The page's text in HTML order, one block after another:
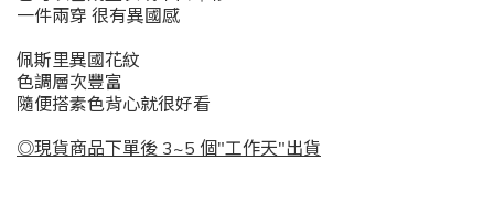
一件兩穿 很有異國感
佩斯里異國花紋
色調層次豐富
隨便搭素色背心就很好看
◎現貨商品下單後 3~5 個"工作天"出貨